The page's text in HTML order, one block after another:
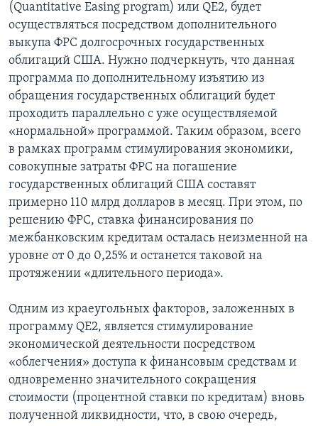
(Quantitative Easing program) или QE2, будет
осуществляться посредством дополнительного
выкупа ФРС долгосрочных государственных
облигаций США. Нужно подчеркнуть, что данная
программа по дополнительному изъятию из
обращения государственных облигаций будет
проходить параллельно с уже осуществляемой
«нормальной» программой. Таким образом, всего
в рамках программ стимулирования экономики,
совокупные затраты ФРС на погашение
государственных облигаций США составят
примерно 110 млрд долларов в месяц. При этом, по
решению ФРС, ставка финансирования по
межбанковским кредитам осталась неизменной на
уровне от 0 до 0,25% и останется таковой на
протяжении «длительного периода».
Одним из краеугольных факторов, заложенных в
программу QE2, является стимулирование
экономической деятельности посредством
«облегчения» доступа к финансовым средствам и
одновременно значительного сокращения
стоимости (процентной ставки по кредитам) вновь
полученной ликвидности, что, в свою очередь,